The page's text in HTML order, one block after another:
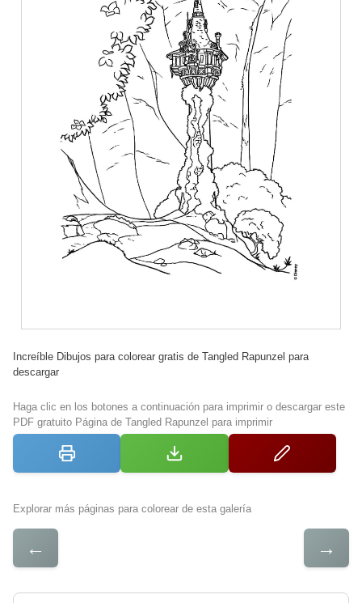
Increíble Dibujos para colorear gratis de Tangled Rapunzel para
descargar
Haga clic en los botones a continuación para imprimir o descargar este
PDF gratuito Página de Tangled Rapunzel para imprimir
Explorar más páginas para colorear de esta galería
← →